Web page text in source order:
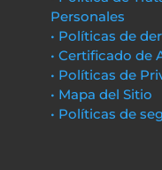
Personales
• Políticas de
• Certificado de
• Políticas de
• Mapa del Sitio
• Políticas de